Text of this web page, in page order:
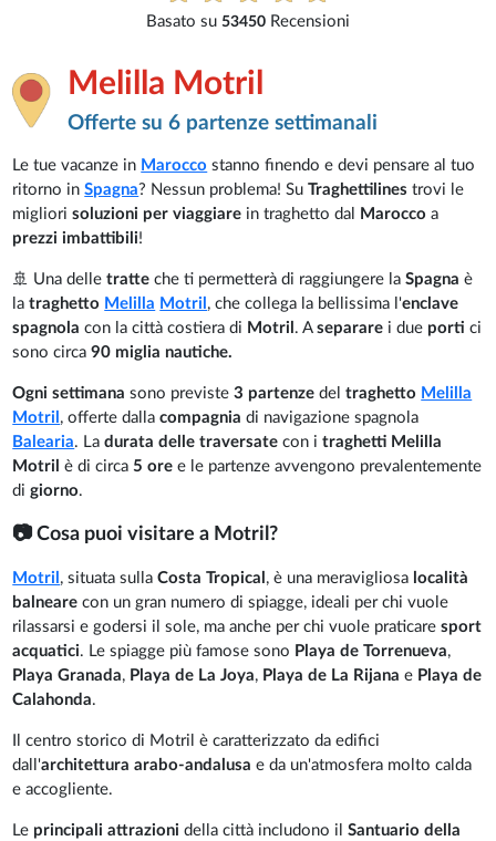
Melilla Motril
Offerte su 6 partenze settimanali
Le tue vacanze in Marocco stanno finendo e devi pensare al tuo
ritorno inSpagna? Nessun problema! SuTraghettilinestrovi le
migliorisoluzioni per viaggiare in traghetto dal Marocco a
prezzi imbattibili!
🚢 Una delletratteche ti permetterà di raggiungere laSpagna è
la traghetto Melilla Motril , che collega la bellissima l'enclave
spagnola con la città costiera di Motril . Aseparare i due portici
sono circa90 miglia nautiche.
Ogni settimana sono previste3 partenze deltraghetto Melilla
Motril , offerte dallacompagniadi navigazione spagnola
Balearia. Ladurata delle traversate con itraghetti Melilla
Motril è di circa5 oree le partenze avvengono prevalentemente
digiorno.
📷 Cosa puoi visitare a Motril?
Motril , situata sullaCosta Tropical , è una meravigliosa località
balnearecon un gran numero di spiagge, ideali per chi vuole
rilassarsi e godersi il sole, ma anche per chi vuole praticaresport
acquatici. Le spiagge più famose sono Playa de Torrenueva,
Playa Granada, Playa de La Joya, Playa de La Rijanae Playa de
Calahonda.
Il centro storico di Motril è caratterizzato da edifici
dall'architettura arabo-andalusae da un'atmosfera molto calda
e accogliente.
Le principali attrazionidella città includono ilSantuario della